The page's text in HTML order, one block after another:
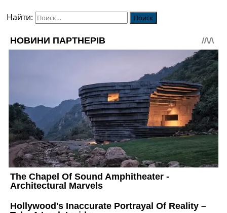
Найти: